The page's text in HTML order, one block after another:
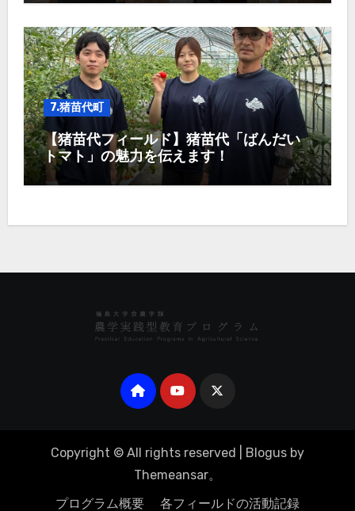
7.猪苗代町
【猪苗代フィールド】猪苗代「ばんだい
トマト」の魅力を伝えます！
Copyright © All rights reserved Blogus by
Themeansar。
プログラム概要
各フィールドの活動記録